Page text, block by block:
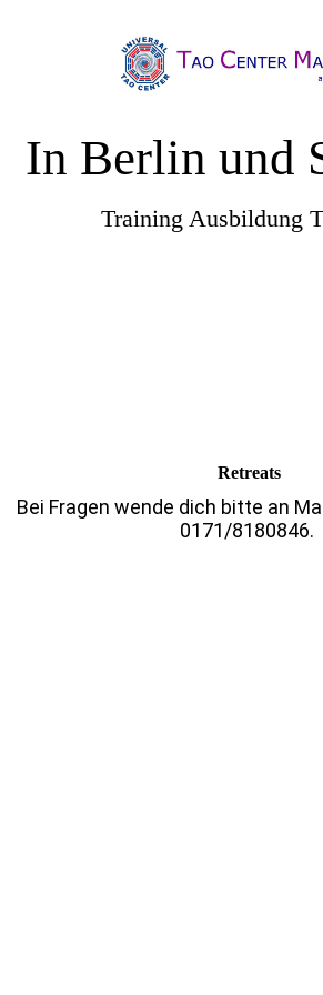
In Berlin und
Training Ausbildung
Retreats
Bei Fragen wende dich bitte an
0171/8180846.